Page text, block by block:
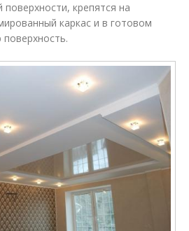
крепятся на
каркас и в готовом